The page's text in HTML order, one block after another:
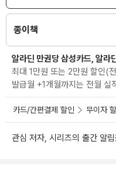
종이책
알라딘 만권당 삼성카드, 알라
최대 1만원 또는 2만원 할인(
발급월 +1개월까지는 전월 실
카드/간편결제 할인 무이자
관심 저자, 시리즈의 출간 알